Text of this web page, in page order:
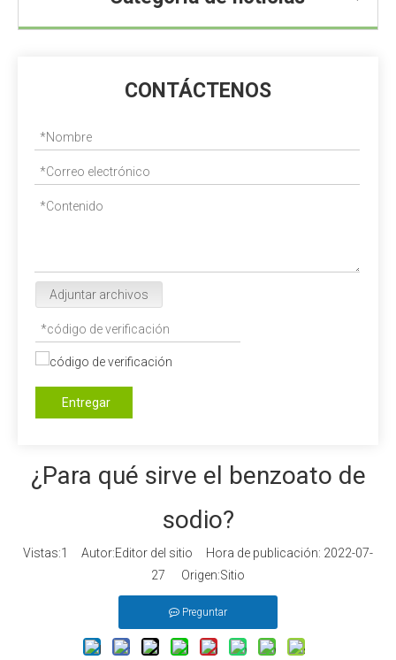
CONTÁCTENOS
Adjuntar archivos
Entregar
¿Para qué sirve el benzoato de
sodio?
Vistas:1
Autor:Editor del sitio Hora de publicación: 2022-07-
27 Origen:Sitio
Preguntar